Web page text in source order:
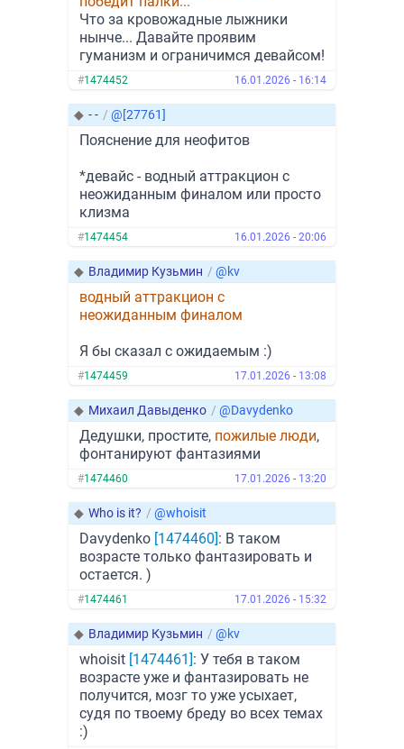
Что за кровожадные лыжники
нынче... Давайте проявим
гуманизм и ограничимся девайсом!
#1474452 16.01.2026 - 16:14
◆ - - / @[27761]
Пояснение для неофитов
*девайс - водный аттракцион с
неожиданным финалом или просто
клизма
#1474454 16.01.2026 - 20:06
◆ Владимир Кузьмин / @kv
водный аттракцион с
неожиданным финалом
Я бы сказал с ожидаемым :)
#1474459 17.01.2026 - 13:08
◆ Михаил Давыденко / @Davydenko
Дедушки, простите, пожилые люди,
фонтанируют фантазиями
#1474460 17.01.2026 - 13:20
◆ Who is it? / @whoisit
Davydenko [1474460]: В таком
возрасте только фантазировать и
остается. )
#1474461 17.01.2026 - 15:32
◆ Владимир Кузьмин / @kv
whoisit [1474461]: У тебя в таком
возрасте уже и фантазировать не
получится, мозг то уже усыхает,
судя по твоему бреду во всех темах
:)